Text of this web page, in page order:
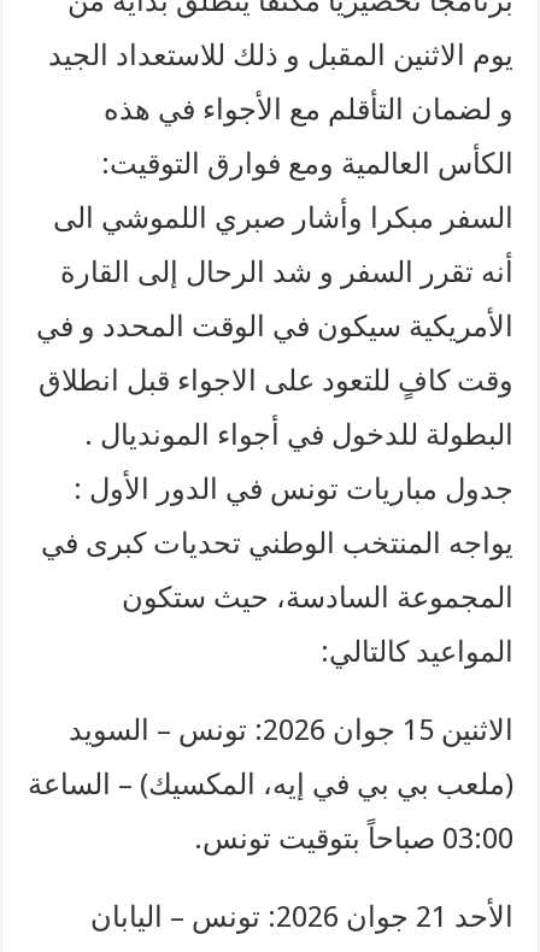
يوم الاثنين المقبل و ذلك للاستعداد الجيد
و لضمان التأقلم مع الأجواء في هذه
الكأس العالمية ومع فوارق التوقيت: ​​
السفر مبكرا وأشار صبري اللموشي الى
أنه تقرر السفر و شد الرحال إلى القارة
الأمريكية سيكون في الوقت المحدد و في
وقت كافٍ للتعود على الاجواء قبل انطلاق
البطولة للدخول في أجواء المونديال . ​
جدول مباريات تونس في الدور الأول : ​
يواجه المنتخب الوطني تحديات كبرى في
المجموعة السادسة، حيث ستكون
المواعيد كالتالي:
​الاثنين 15 جوان 2026: تونس – السويد
(ملعب بي بي في إيه، المكسيك) – الساعة
03:00 صباحاً بتوقيت تونس. ​
الأحد 21 جوان 2026: تونس – اليابان